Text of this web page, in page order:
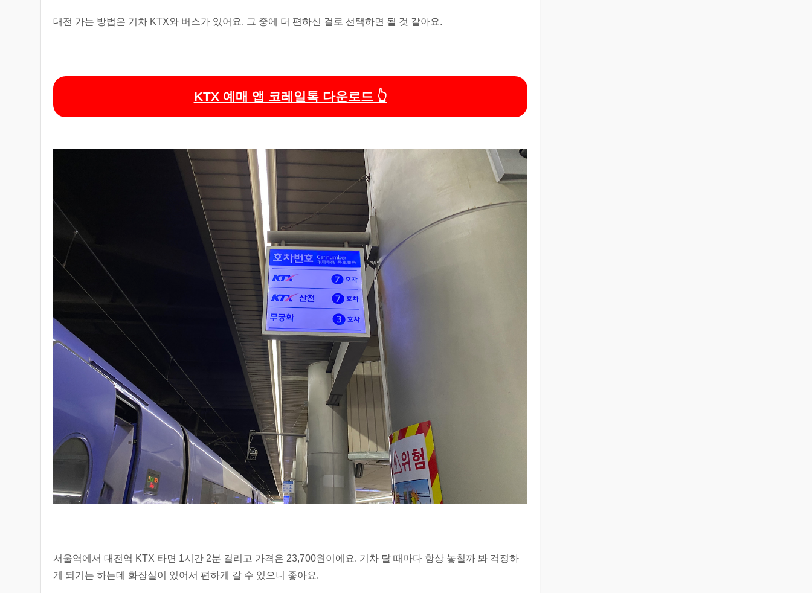
대전 가는 방법은 기차 KTX와 버스가 있어요. 그 중에 더 편하신 걸로 선택하면 될 것 같아요.
KTX 예매 앱 코레일톡 다운로드 👆
서울역에서 대전역 KTX 타면 1시간 2분 걸리고 가격은 23,700원이에요. 기차 탈 때마다 항상 놓칠까 봐 걱정하
게 되기는 하는데 화장실이 있어서 편하게 갈 수 있으니 좋아요.